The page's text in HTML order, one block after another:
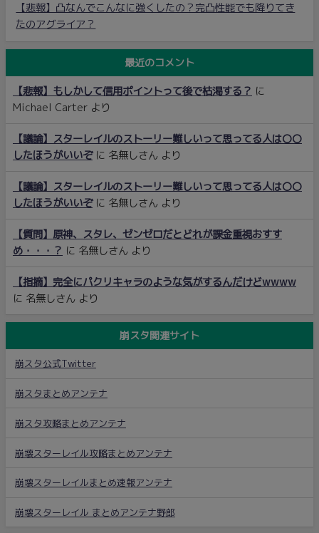
【悲報】凸なんでこんなに強くしたの？完凸性能でも降りてき
たのアグライア？
最近のコメント
【悲報】もしかして信用ポイントって後で枯渇する？ に
Michael Carter より
【議論】スターレイルのストーリー難しいって思ってる人は〇〇
したほうがいいぞに 名無しさん より
【議論】スターレイルのストーリー難しいって思ってる人は〇〇
したほうがいいぞに 名無しさん より
【質問】原神、スタレ、ゼンゼロだとどれが課金重視おすす
め・・・？ に 名無しさん より
【指摘】完全にパクリキャラのような気がするんだけどwwww
に 名無しさん より
崩スタ関連サイト
崩スタ公式Twitter
崩スタまとめアンテナ
崩スタ攻略まとめアンテナ
崩壊スターレイル攻略まとめアンテナ
崩壊スターレイルまとめ速報アンテナ
崩壊スターレイル まとめアンテナ野郎